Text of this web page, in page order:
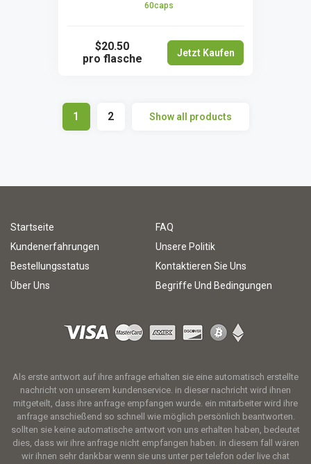
60caps
$20.50
pro flasche
Jetzt Kaufen
1 2 Show all products
Startseite
FAQ
Kundenerfahrungen
Unsere Politik
Bestellungsstatus
Kontaktieren Sie Uns
Über Uns
Begriffe Und Bedingungen
Als erste antwort auf ihre anfrage erhalten sie eine automatisch erstellte
nachricht von unserem kundenservice. in dieser nachricht wird ihnen
mitgeteilt, dass ihre anfrage empfangen wurde. ein mitarbeiter wird ihre
anfrage anschießend so schnell wie möglich persönlich beantworten.
sollten sie keine automatische antwort von uns erhalten haben, bedeutet
dies, dass wir ihre anfrage nicht empfangen haben. in diesem fall wären
wir ihnen sehr dankbar wenn sie uns unter per telefon oder live chat